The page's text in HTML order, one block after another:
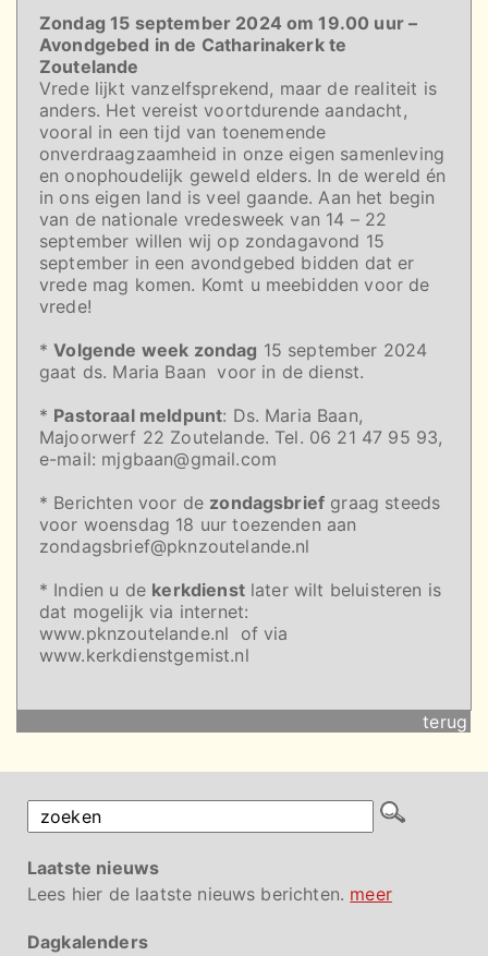
Zondag 15 september 2024 om 19.00 uur –
Avondgebed in de Catharinakerk te
Zoutelande
Vrede lijkt vanzelfsprekend, maar de realiteit is
anders. Het vereist voortdurende aandacht,
vooral in een tijd van toenemende
onverdraagzaamheid in onze eigen samenleving
en onophoudelijk geweld elders. In de wereld én
in ons eigen land is veel gaande. Aan het begin
van de nationale vredesweek van 14 – 22
september willen wij op zondagavond 15
september in een avondgebed bidden dat er
vrede mag komen. Komt u meebidden voor de
vrede!
*Volgende week zondag 15 september 2024
gaat ds. Maria Baan voor in de dienst.
* Pastoraal meldpunt: Ds. Maria Baan,
Majoorwerf 22 Zoutelande. Tel. 06 21 47 95 93,
e-mail: mjgbaan@gmail.com
* Berichten voor de zondagsbrief graag steeds
voor woensdag 18 uur toezenden aan
zondagsbrief@pknzoutelande.nl
* Indien u de kerkdienstlater wilt beluisteren is
dat mogelijk via internet:
www.pknzoutelande.nl of via
www.kerkdienstgemist.nl
terug
Laatste nieuws
Lees hier de laatste nieuws berichten. meer
Dagkalenders